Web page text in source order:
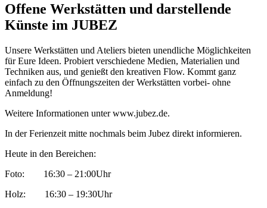
Offene Werkstätten und darstellende
Künste im JUBEZ
Unsere Werkstätten und Ateliers bieten unendliche Möglichkeiten
für Eure Ideen. Probiert verschiedene Medien, Materialien und
Techniken aus, und genießt den kreativen Flow. Kommt ganz
einfach zu den Öffnungszeiten der Werkstätten vorbei- ohne
Anmeldung!
Weitere Informationen unter www.jubez.de.
In der Ferienzeit mitte nochmals beim Jubez direkt informieren.
Heute in den Bereichen:
Foto: 16:30 – 21:00Uhr
Holz: 16:30 – 19:30Uhr